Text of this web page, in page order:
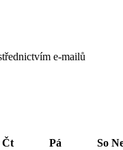
e-mailů
Čt Pá So